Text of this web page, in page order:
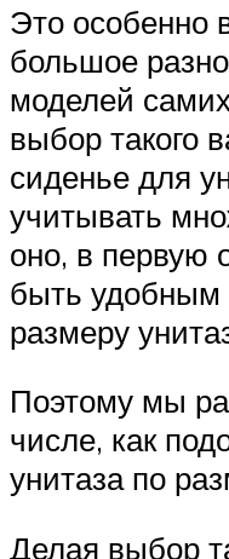
Это особенно
большое
моделей
выбор такого
сиденье для
учитывать
оно, в первую
быть удобным
размеру
Поэтому мы
числе, как
унитаза по
Делая выбор